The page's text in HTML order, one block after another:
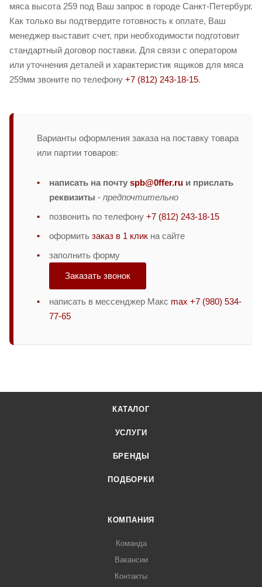
мяса высота 259 под Ваш запрос в городе Санкт-Петербург.
Как только вы подтвердите готовность к оплате, Ваш
менеджер выставит счет, при необходимости подготовит
стандартный договор поставки. Для связи с оператором
или уточнения деталей и характеристик ящиков для мяса
259мм звоните по телефону +7 (812) 243-18-15.
Варианты оформления заказа на поставку товара
или партии товаров:
написать на почту spb@0ffer.ru и прислать
реквизиты - предпочтительно
позвонить по телефону +7 (812) 243-18-15
оформить заказ в 1 клик на сайте
заполнить форму
Заказать звонок
написать в мессенджер Макс max +7 (980) 534-
77-65
КАТАЛОГ
УСЛУГИ
БРЕНДЫ
ПОДБОРКИ
КОМПАНИЯ
Команда
Вакансии
Контакты